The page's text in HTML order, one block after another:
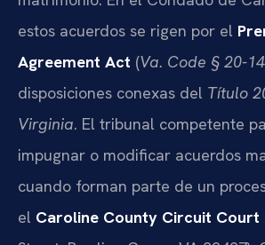
estos acuerdos se rigen por el
Agreement Act (Va. Code § 20-
disposiciones conexas del Título
Virginia. El tribunal competente
impugnar o modificar acuerdos
cuando forman parte de un
el Caroline County Circuit Court